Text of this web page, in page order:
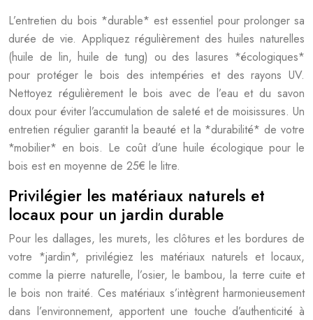
L’entretien du bois *durable* est essentiel pour prolonger sa
durée de vie. Appliquez régulièrement des huiles naturelles
(huile de lin, huile de tung) ou des lasures *écologiques*
pour protéger le bois des intempéries et des rayons UV.
Nettoyez régulièrement le bois avec de l’eau et du savon
doux pour éviter l’accumulation de saleté et de moisissures. Un
entretien régulier garantit la beauté et la *durabilité* de votre
*mobilier* en bois. Le coût d’une huile écologique pour le
bois est en moyenne de 25€ le litre.
Privilégier les matériaux naturels et
locaux pour un jardin durable
Pour les dallages, les murets, les clôtures et les bordures de
votre *jardin*, privilégiez les matériaux naturels et locaux,
comme la pierre naturelle, l’osier, le bambou, la terre cuite et
le bois non traité. Ces matériaux s’intègrent harmonieusement
dans l’environnement, apportent une touche d’authenticité à